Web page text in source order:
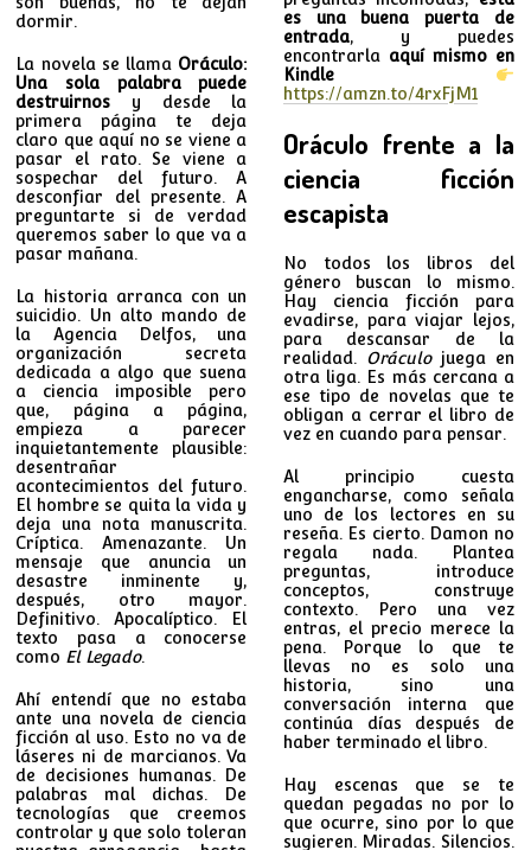
dormir.
La novela se llama Oráculo:
Una sola palabra puede
destruirnos y desde la
primera página te deja
claro que aquí no se viene a
pasar el rato. Se viene a
sospechar del futuro. A
desconfiar del presente. A
preguntarte si de verdad
queremos saber lo que va a
pasar mañana.
La historia arranca con un
suicidio. Un alto mando de
la Agencia Delfos, una
organización secreta
dedicada a algo que suena
a ciencia imposible pero
que, página a página,
empieza a parecer
inquietantemente plausible:
desentrañar
acontecimientos del futuro.
El hombre se quita la vida y
deja una nota manuscrita.
Críptica. Amenazante. Un
mensaje que anuncia un
desastre inminente y,
después, otro mayor.
Definitivo. Apocalíptico. El
texto pasa a conocerse
como El Legado.
Ahí entendí que no estaba
ante una novela de ciencia
ficción al uso. Esto no va de
láseres ni de marcianos. Va
de decisiones humanas. De
palabras mal dichas. De
tecnologías que creemos
controlar y que solo toleran
es una buena puerta de
entrada, y puedes
encontrarla aquí mismo en
Kindle
https://amzn.to/4rxFjM1
Oráculo frente a la
ciencia ficción
escapista
No todos los libros del
género buscan lo mismo.
Hay ciencia ficción para
evadirse, para viajar lejos,
para descansar de la
realidad. Oráculojuega en
otra liga. Es más cercana a
ese tipo de novelas que te
obligan a cerrar el libro de
vez en cuando para pensar.
Al principio cuesta
engancharse, como señala
uno de los lectores en su
reseña. Es cierto. Damon no
regala nada. Plantea
preguntas, introduce
conceptos, construye
contexto. Pero una vez
entras, el precio merece la
pena. Porque lo que te
llevas no es solo una
historia, sino una
conversación interna que
continúa días después de
haber terminado el libro.
Hay escenas que se te
quedan pegadas no por lo
que ocurre, sino por lo que
sugieren. Miradas. Silencios.